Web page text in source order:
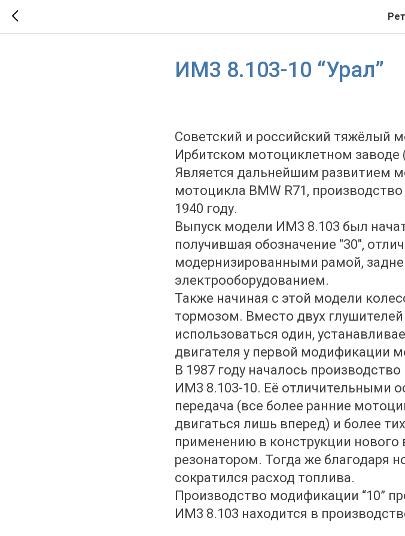
ИМ3 8.103-10 “Урал”
Советский и российский тяжёлый
Ирбитском мотоциклетном заводе
Является дальнейшим развитием
мотоцикла BMW R71,
1940 году.
Выпуск модели ИМ3 8.103 был
получившая обозначение "30",
модернизированными рамой,
электрооборудованием.
Также начиная с этой модели
тормозом. Вместо двух глушителей
использоваться один,
двигателя у первой модификации
В 1987 году началось
ИМ3 8.103-10. Её отличительными
передача (все более ранние
двигаться лишь вперед) и более
применению в конструкции нового
резонатором. Тогда же благодаря
сократился расход топлива.
Производство модификации “10”
ИМ3 8.103 находится в